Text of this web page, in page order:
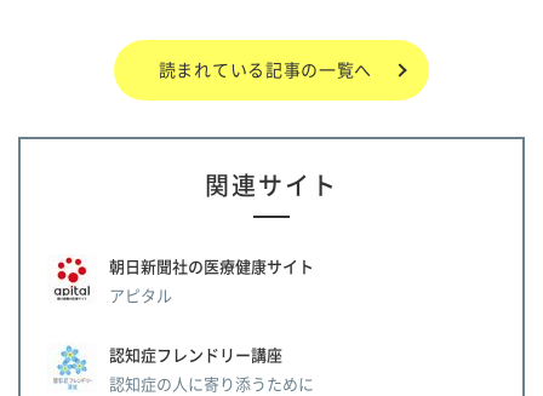
読まれている記事の一覧へ
関連サイト
朝日新聞社の医療健康サイト
アピタル
認知症フレンドリー講座
認知症の人に寄り添うために